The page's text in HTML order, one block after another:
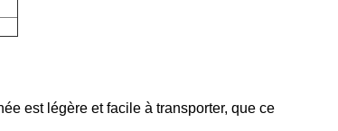
est légère et facile à transporter, que ce